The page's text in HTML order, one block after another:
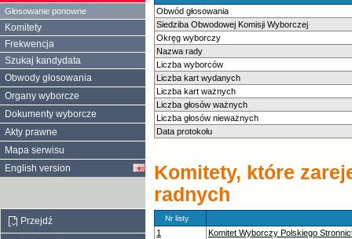
Obwód głosowania
Siedziba Obwodowej Komisji Wyborczej
Okręg wyborczy
Nazwa rady
Liczba wyborców
Liczba kart wydanych
Liczba kart ważnych
Liczba głosów ważnych
Liczba głosów nieważnych
Data protokołu
Komitety, które
radnych
Nr listy
1
Komitet Wyborczy Polskiego
Głosowanie ponowne
Komitety
Frekwencja
Szukaj kandydata
Obwody głosowania
Organy wyborcze
Dokumenty wyborcze
Akty prawne
Mapa serwisu
English version
Przejdź